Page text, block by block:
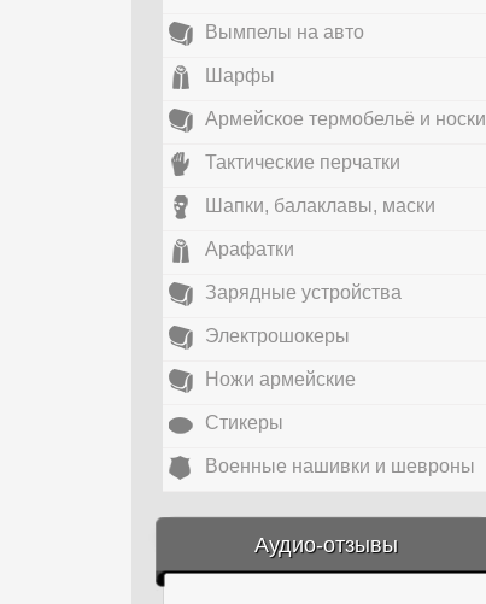
Вымпелы на авто
Шарфы
Армейское термобельё и носки
Тактические перчатки
Шапки, балаклавы, маски
Арафатки
Зарядные устройства
Электрошокеры
Ножи армейские
Стикеры
Военные нашивки и шевроны
Аудио-отзывы
&amp;nbsp;